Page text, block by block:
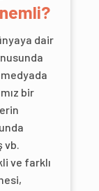
dair
bir
ve farklı